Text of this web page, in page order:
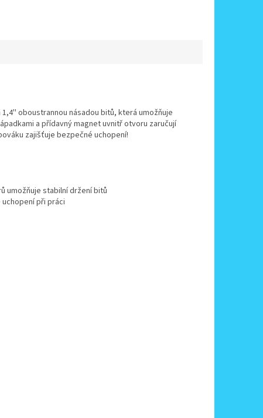
oboustrannou násadou bitů, která umožňuje
a přídavný magnet uvnitř otvoru zaručují
zajišťuje bezpečné uchopení!
umožňuje stabilní držení bitů
při práci